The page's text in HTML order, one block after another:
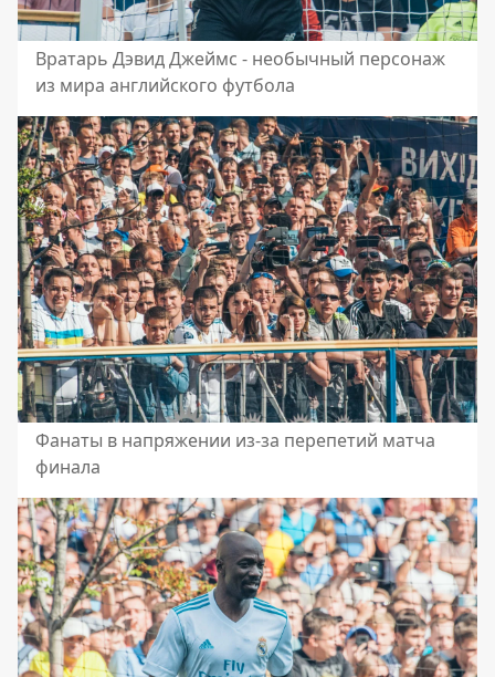
Вратарь Дэвид Джеймс - необычный персонаж
из мира английского футбола
Фанаты в напряжении из-за перепетий матча
финала